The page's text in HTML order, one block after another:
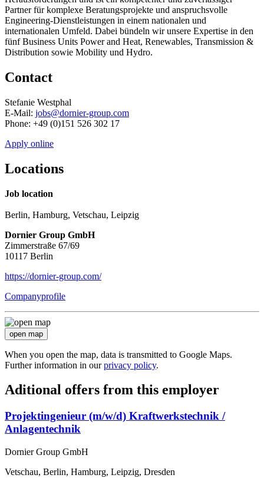
Partner für komplexe Beratungsprojekte und anspruchsvolle
Engineering-Dienstleistungen in einem nationalen und
internationalen Umfeld. Dabei bündeln wir unsere Expertise in den
fünf Business Units Power and Heat, Renewables, Transmission &
Distribution sowie Mobility und Hydro.
Contact
Stefanie Westphal
E-Mail: jobs@dornier-group.com
Phone: +49 (0)151 526 302 17
Apply online
Locations
Job location
Berlin, Hamburg, Vetschau, Leipzig
Dornier Group GmbH
Zimmerstraße 67/69
10117 Berlin
https://dornier-group.com/
Companyprofile
open map
When you open the map, data is transmitted to Google Maps.
Further information in ourprivacy policy.
Aditional offers from this employer
Projektingenieur (m/w/d) Kraftwerkstechnik /
Anlagentechnik
Dornier Group GmbH
Vetschau, Berlin, Hamburg, Leipzig, Dresden